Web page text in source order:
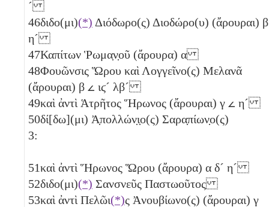
´
46διδο(μι)(*) Διόδωρο(ς) Διοδώρο(υ) (ἄρουραι) β
η´
47Καπίτων Ῥωμα̣ν̣οῦ (ἄρουρα) α
48Φουῶνσις Ὥρου καὶ Λογγεῖνο(ς) Μελανᾶ
(ἄρουραι) β 𐅵 ιϛ´ λβ´
49καὶ ἀντὶ Ἁτρῆτος Ἥρωνος (ἄρουραι) γ 𐅵 η´
50δί[δω](μι) Ἀ̣πολλών̣ι̣ο(ς) Σαρα̣πίων̣ο(ς)
3:
51καὶ ἀντὶ Ἥρωνος Ὥρου (ἄρουρα) α δ´ η´
52διδο(μι)(*) Σανσνεῦς Παστωοῦτος
53καὶ ἀντὶ Πελῶι(*)ς Ἀνουβίωνο(ς) (ἄρουραι) γ